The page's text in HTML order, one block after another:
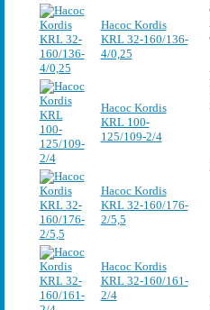
Насос Kordis
KRL 32-160/136-
4/0,25
Насос Kordis
KRL 100-
125/109-2/4
Насос Kordis
KRL 32-160/176-
2/5,5
Насос Kordis
KRL 32-160/161-
2/4